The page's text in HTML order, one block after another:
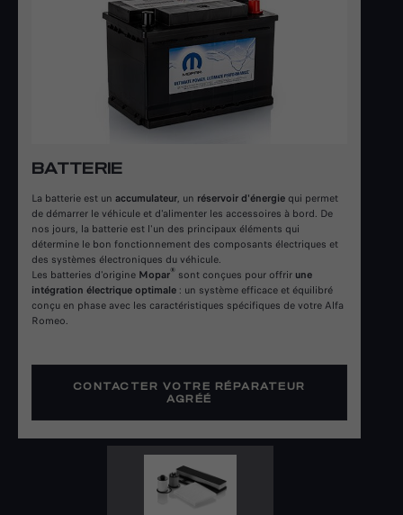
BATTERIE
La batterie est un accumulateur, un réservoir d'énergie qui permet
de démarrer le véhicule et d'alimenter les accessoires à bord. De
nos jours, la batterie est l'un des principaux éléments qui
détermine le bon fonctionnement des composants électriques et
des systèmes électroniques du véhicule.
Les batteries d'origine Mopar® sont conçues pour offrir une
intégration électrique optimale : un système efficace et équilibré
conçu en phase avec les caractéristiques spécifiques de votre Alfa
Romeo.
CONTACTER VOTRE RÉPARATEUR
AGRÉÉ